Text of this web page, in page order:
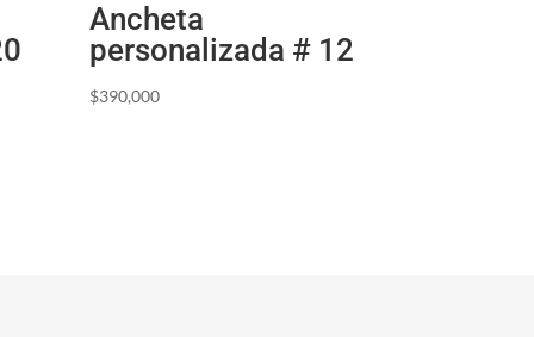
Ancheta
personalizada # 12
$390,000